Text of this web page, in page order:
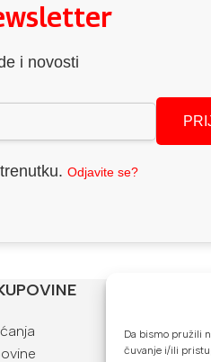
Da bismo pružili
čuvanje i/ili
i novosti
Odjavite se?